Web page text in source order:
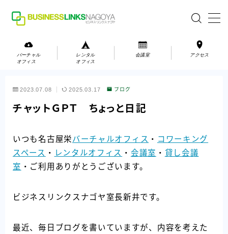
お問い合わせ
お問い合わせ
ご利用の流れ
会社案内
バーチャル
オフィス
レンタル
オフィス
会議室 アクセス
2023.07.08 2025.03.17 ブログ
チャットＧＰＴ ちょっと日記
いつも名古屋栄バーチャルオフィス ・ コワーキング
スペース ・ レンタルオフィス ・ 会議室 ・ 貸し会議
室 ・ご利用ありがとうございます。
ビジネスリンクスナゴヤ室長新井です。
最近、毎日ブログを書いていますが、内容を考えた